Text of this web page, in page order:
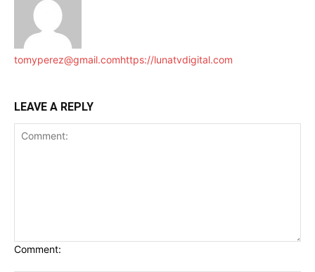
tomyperez@gmail.comhttps://lunatvdigital.com
LEAVE A REPLY
Comment: